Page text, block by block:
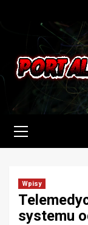
Menu
Wpisy
systemu